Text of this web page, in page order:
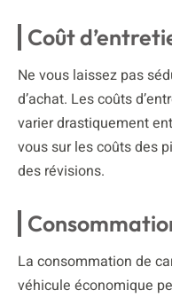
Coût
Ne vous laissez pas
d’achat. Les coûts
varier drastiquement
vous sur les coûts des
des révisions.
La consommation de
véhicule économique